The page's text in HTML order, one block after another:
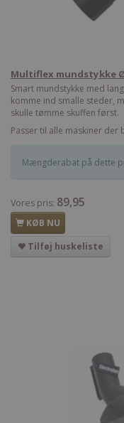
Multiflex mundstykke
Smart mundstykke med
komme ind smalle steder,
skulle tømme skuffen først.
Passer til alle maskiner
Mængderabat på dette
Vores pris: 89,95
KØB NU
Tilføj huskeliste